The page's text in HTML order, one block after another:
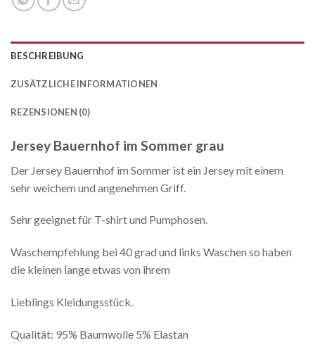
BESCHREIBUNG
ZUSÄTZLICHE INFORMATIONEN
REZENSIONEN (0)
Jersey Bauernhof im Sommer grau
Der Jersey Bauernhof im Sommer ist ein Jersey mit einem
sehr weichem und angenehmen Griff.
Sehr geeignet für T-shirt und Pumphosen.
Waschempfehlung bei 40 grad und links Waschen so haben
die kleinen lange etwas von ihrem
Lieblings Kleidungsstück.
Qualität: 95% Baumwolle 5% Elastan